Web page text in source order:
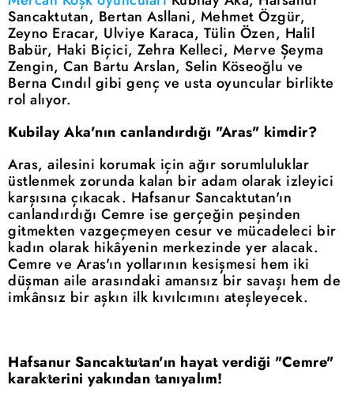
Sancaktutan, Bertan Asllani, Mehmet Özgür,
Zeyno Eracar, Ulviye Karaca, Tülin Özen, Halil
Babür, Haki Biçici, Zehra Kelleci, Merve Şeyma
Zengin, Can Bartu Arslan, Selin Köseoğlu ve
Berna Cındıl gibi genç ve usta oyuncular birlikte
rol alıyor.
Kubilay Aka'nın canlandırdığı "Aras" kimdir?
Aras, ailesini korumak için ağır sorumluluklar
üstlenmek zorunda kalan bir adam olarak izleyici
karşısına çıkacak. Hafsanur Sancaktutan'ın
canlandırdığı Cemre ise gerçeğin peşinden
gitmekten vazgeçmeyen cesur ve mücadeleci bir
kadın olarak hikâyenin merkezinde yer alacak.
Cemre ve Aras'ın yollarının kesişmesi hem iki
düşman aile arasındaki amansız bir savaşı hem de
imkânsız bir aşkın ilk kıvılcımını ateşleyecek.
Hafsanur Sancaktutan'ın hayat verdiği "Cemre"
karakterini yakından tanıyalım!